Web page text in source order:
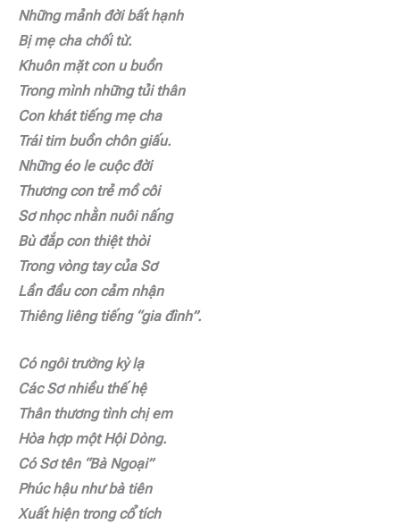
Những mảnh đời bất hạnh
Bị mẹ cha chối từ.
Khuôn mặt con u buồn
Trong mình những tủi thân
Con khát tiếng mẹ cha
Trái tim buồn chôn giấu.
Những éo le cuộc đời
Thương con trẻ mồ côi
Sơ nhọc nhằn nuôi nấng
Bù đắp con thiệt thòi
Trong vòng tay của Sơ
Lần đầu con cảm nhận
Thiêng liêng tiếng “gia đình”.
Có ngôi trường kỳ lạ
Các Sơ nhiều thế hệ
Thân thương tình chị em
Hòa hợp một Hội Dòng.
Có Sơ tên “Bà Ngoại”
Phúc hậu như bà tiên
Xuất hiện trong cổ tích